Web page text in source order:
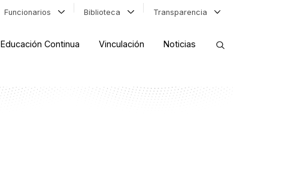
Funcionarios Biblioteca Transparencia
Educación Continua Vinculación Noticias